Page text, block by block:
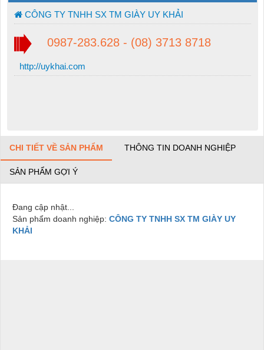
CÔNG TY TNHH SX TM GIÀY UY KHẢI
0987-283.628 - (08) 3713 8718
http://uykhai.com
CHI TIẾT VỀ SẢN PHẨM THÔNG TIN DOANH NGHIỆP
SẢN PHẨM GỢI Ý
Đang cập nhật...
Sản phẩm doanh nghiệp: CÔNG TY TNHH SX TM GIÀY UY
KHẢI